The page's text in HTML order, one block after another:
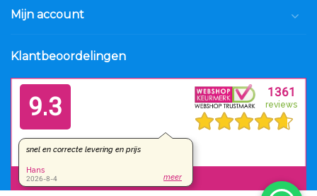
Mijn account
Klantbeoordelingen